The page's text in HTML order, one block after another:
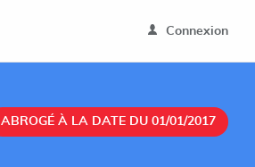
Connexion
ABROGÉ À LA DATE DU 01/01/2017